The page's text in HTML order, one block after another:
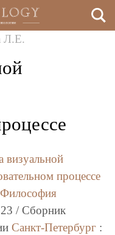
Л.Е.
визуальной
процессе
Философия
/ Сборник
Санкт-Петербург :